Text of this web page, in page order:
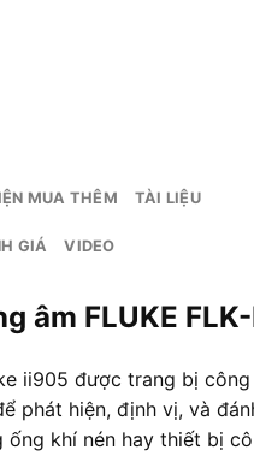
MUA THÊM TÀI LIỆU
GIÁ VIDEO
âm FLUKE
ii905 được trang bị
phát hiện, định vị, và
khí nén hay thiết bị